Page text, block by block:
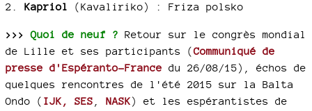
2.
Kapriol (Kavaliriko) : Friza polsko
>>>Quoi de neuf ? Retour sur le congrès mondial
de Lille et ses participants (Communiqué de
presse d'Espéranto-France du 26/08/15), échos de
quelques rencontres de l'été 2015 sur la Balta
Ondo ( IJK, SES NASK) et les espérantistes de